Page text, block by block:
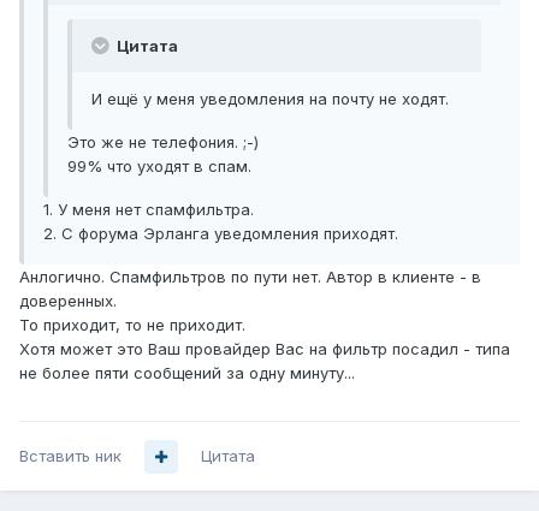
Цитата
И ещё у меня уведомления на почту не ходят.
Это же не телефония. ;-)
99% что уходят в спам.
1. У меня нет спамфильтра.
2. С форума Эрланга уведомления приходят.
Анлогично. Спамфильтров по пути нет. Автор в клиенте - в
доверенных.
То приходит, то не приходит.
Хотя может это Ваш провайдер Вас на фильтр посадил - типа
не более пяти сообщений за одну минуту...
Вставить ник Цитата